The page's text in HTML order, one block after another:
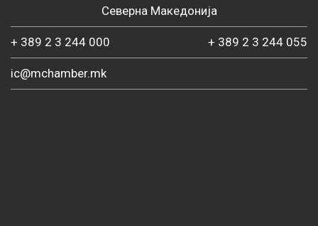
Северна Македонија
+ 389 2 3 244 000 + 389 2 3 244 055
ic@mchamber.mk